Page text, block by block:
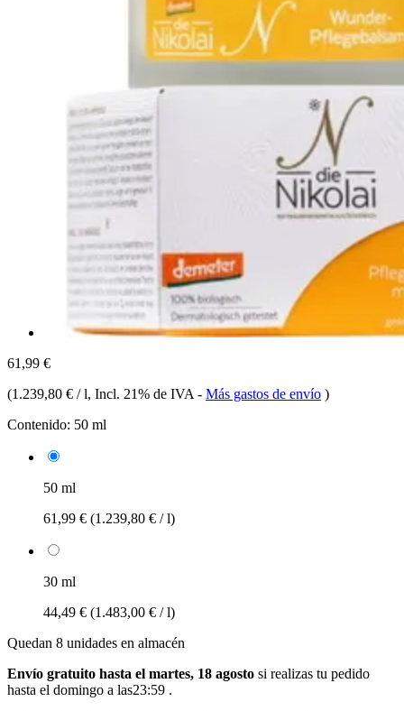
61,99 €
(1.239,80 € / l, Incl. 21% de IVA - Más gastos de envío )
Contenido: 50 ml
50 ml
61,99 € (1.239,80 € / l)
30 ml
44,49 € (1.483,00 € / l)
Quedan 8 unidades en almacén
Envío gratuito hasta el martes, 18 agosto si realizas tu pedido
hasta el domingo a las23:59 .